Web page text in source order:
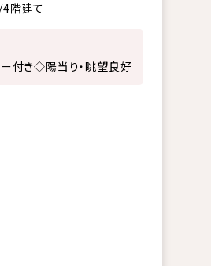
階建て
付き◇陽当り・眺望良好